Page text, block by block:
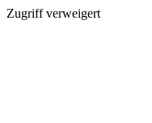
Zugriff verweigert